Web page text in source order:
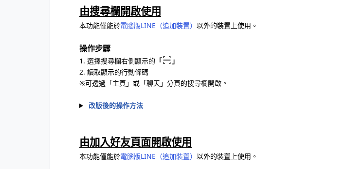
由搜尋欄開啟使用
本功能僅能於電腦版LINE（追加裝置） 以外的裝置上使用。
操作步驟
1. 選擇搜尋欄右側顯示的 「
」
2. 讀取顯示的行動條碼
※可透過「主頁」或「聊天」分頁的搜尋欄開啟。
改版後的操作方法
由加入好友頁面開啟使用
本功能僅能於電腦版LINE（追加裝置） 以外的裝置上使用。